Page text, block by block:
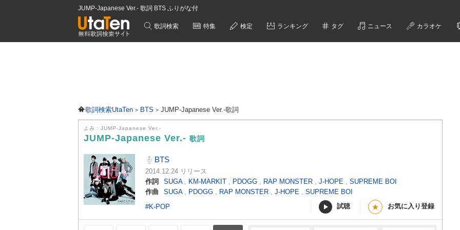
JUMP-Japanese Ver.- 歌詞 BTS ふりがな付
歌詞検索 特集 検定 ランキング タグ ニュース カラオケ
歌詞検索UtaTen BTS JUMP-Japanese Ver.-歌詞
よみ：JUMP-Japanese Ver.-
JUMP-Japanese Ver.- 歌詞
BTS
2014.12.24 リリース
作詞
SUGA , KM-MARKIT , PDOGG , RAP MONSTER , J-HOPE , SUPREME BOI
作曲
SUGA , PDOGG , RAP MONSTER , J-HOPE , SUPREME BOI
#K-POP
試聴 ★ お気に入り登録